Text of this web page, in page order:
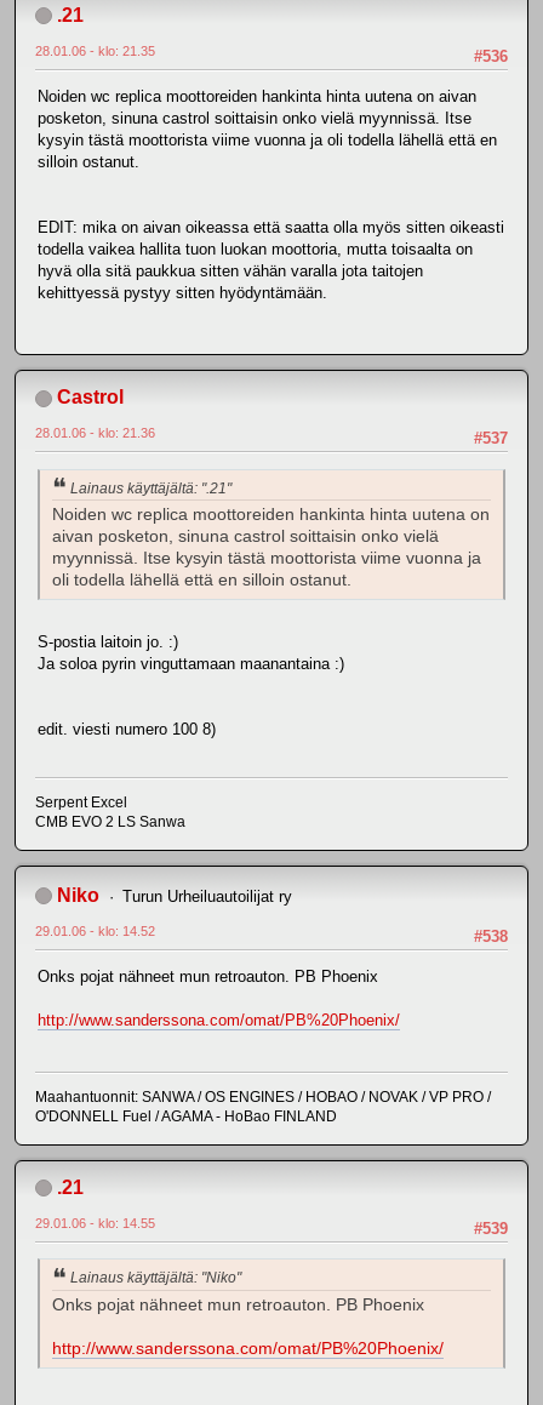
.21
#536
28.01.06 - klo: 21.35
Noiden wc replica moottoreiden hankinta hinta uutena on aivan
posketon, sinuna castrol soittaisin onko vielä myynnissä. Itse
kysyin tästä moottorista viime vuonna ja oli todella lähellä että en
silloin ostanut.
EDIT: mika on aivan oikeassa että saatta olla myös sitten oikeasti
todella vaikea hallita tuon luokan moottoria, mutta toisaalta on
hyvä olla sitä paukkua sitten vähän varalla jota taitojen
kehittyessä pystyy sitten hyödyntämään.
Castrol
#537
28.01.06 - klo: 21.36
Lainaus käyttäjältä: ".21"
Noiden wc replica moottoreiden hankinta hinta uutena on
aivan posketon, sinuna castrol soittaisin onko vielä
myynnissä. Itse kysyin tästä moottorista viime vuonna ja
oli todella lähellä että en silloin ostanut.
S-postia laitoin jo. :)
Ja soloa pyrin vinguttamaan maanantaina :)
edit. viesti numero 100 8)
Serpent Excel
CMB EVO 2 LS Sanwa
Niko Turun Urheiluautoilijat ry
#538
29.01.06 - klo: 14.52
Onks pojat nähneet mun retroauton. PB Phoenix
http://www.sanderssona.com/omat/PB%20Phoenix/
Maahantuonnit: SANWA / OS ENGINES / HOBAO / NOVAK / VP PRO /
O'DONNELL Fuel / AGAMA - HoBao FINLAND
.21
#539
29.01.06 - klo: 14.55
Lainaus käyttäjältä: "Niko"
Onks pojat nähneet mun retroauton. PB Phoenix
http://www.sanderssona.com/omat/PB%20Phoenix/